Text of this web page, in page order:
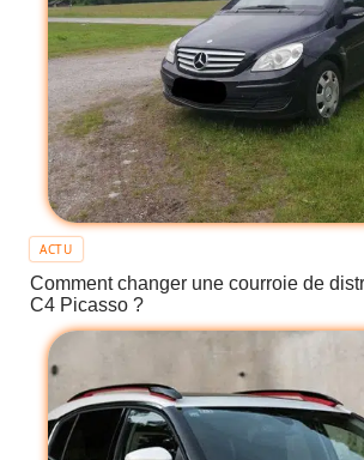
ACTU
Comment changer une courroie de
C4 Picasso ?